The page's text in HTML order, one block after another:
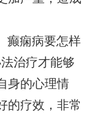
癫痫病要怎样
治疗才能够
身的心理情
的疗效，非常